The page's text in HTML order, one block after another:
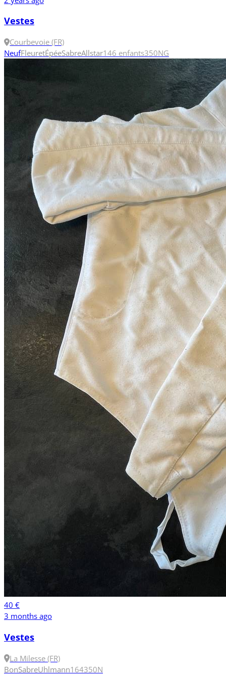
Vestes
Courbevoie (FR)
NeufFleuretÉpéeSabreAllstar146 enfants350NG
40 €
3 months ago
Vestes
La Milesse (FR)
BonSabreUhlmann164350N